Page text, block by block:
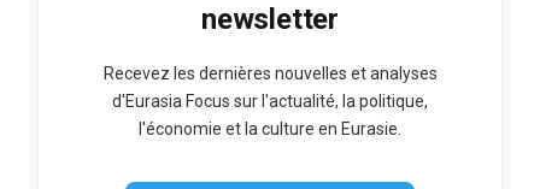
newsletter
Recevez les dernières nouvelles et analyses
d'Eurasia Focus sur l'actualité, la politique,
l'économie et la culture en Eurasie.